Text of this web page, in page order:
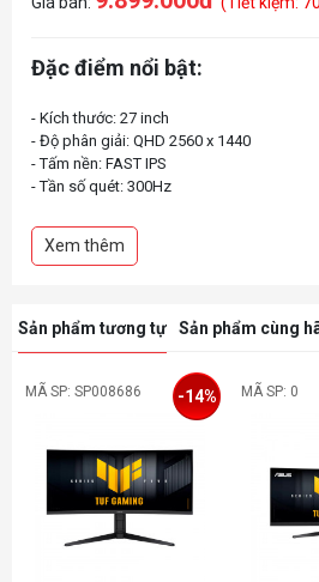
Đặc điểm nổi bật:
- Kích thước: 27 inch
- Độ phân giải: QHD 2560 x 1440
- Tấm nền: FAST IPS
- Tần số quét: 300Hz
- Độ sáng: 350 nits
- Tỉ lệ tương phản: 1000:1
- DisplayPort 1.4 DSCx 1
Xem thêm
Sản phẩm tương tự Sản phẩm cùng
MÃ SP: SP008686 -14% MÃ SP: 0